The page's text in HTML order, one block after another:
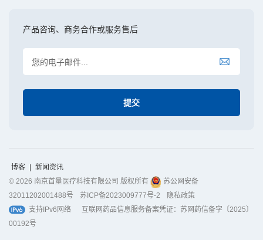
产品咨询、商务合作或服务售后
博客 | 新闻资讯
© 2026 南京首量医疗科技有限公司 版权所有
苏公网安备
32011202001488号
苏ICP备2023009777号-2
隐私政策
支持IPv6网络
互联网药品信息服务备案凭证：苏网药信备字〔2025〕
00192号